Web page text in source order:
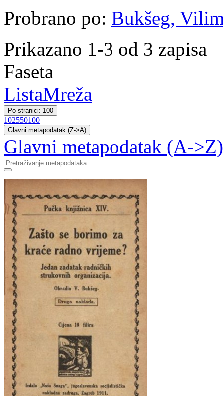
Probrano po: Bukšeg,
Prikazano 1-3 od 3 zapisa
Faseta
ListaMreža
Po stranici: 100
102550100
Glavni metapodatak (Z->A)
Glavni metapodatak (A->Z)